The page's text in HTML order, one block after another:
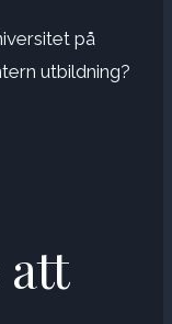
på
utbildning?